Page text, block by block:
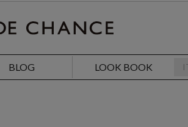
BLOG LOOK BOOK